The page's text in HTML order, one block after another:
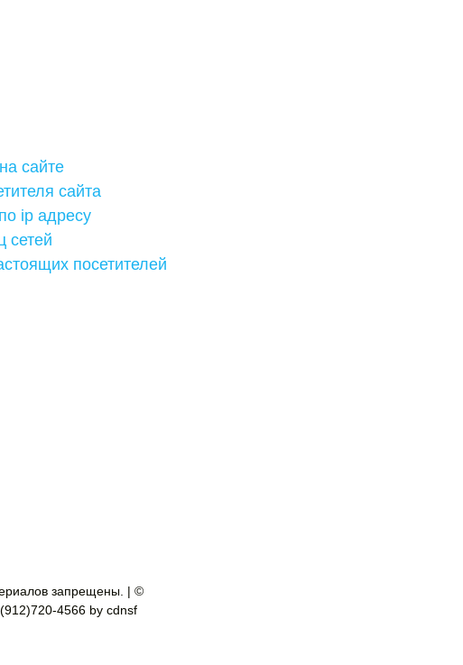
сайте
сайта
ip адресу
сетей
посетителей
запрещены. | ©
4566 by cdnsf